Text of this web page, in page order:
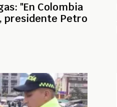
"En Colombia
presidente Petro